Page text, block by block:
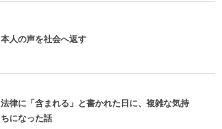
本人の声を社会へ返す
法律に「含まれる」と書かれた日に、複雑な気持
ちになった話